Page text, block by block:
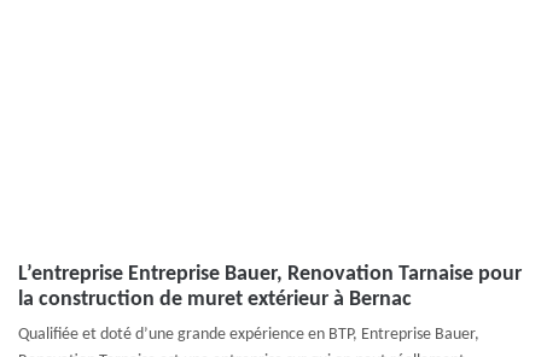
L’entreprise Entreprise Bauer, Renovation Tarnaise pour
la construction de muret extérieur à Bernac
Qualifiée et doté d’une grande expérience en BTP, Entreprise Bauer,